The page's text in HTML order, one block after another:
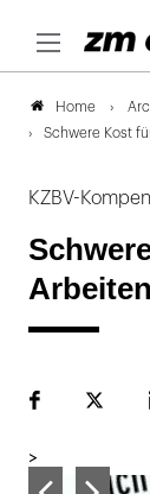
Home
Schwere Kost
KZBV-
Arbeiten
Facebook
>